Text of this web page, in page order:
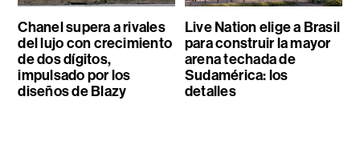
Chanel supera a rivales
del lujo con crecimiento
de dos dígitos,
impulsado por los
diseños de Blazy
Live Nation elige a Brasil
para construir la mayor
arena techada de
Sudamérica: los
detalles